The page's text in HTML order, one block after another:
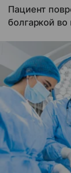
Пациент
болгаркой